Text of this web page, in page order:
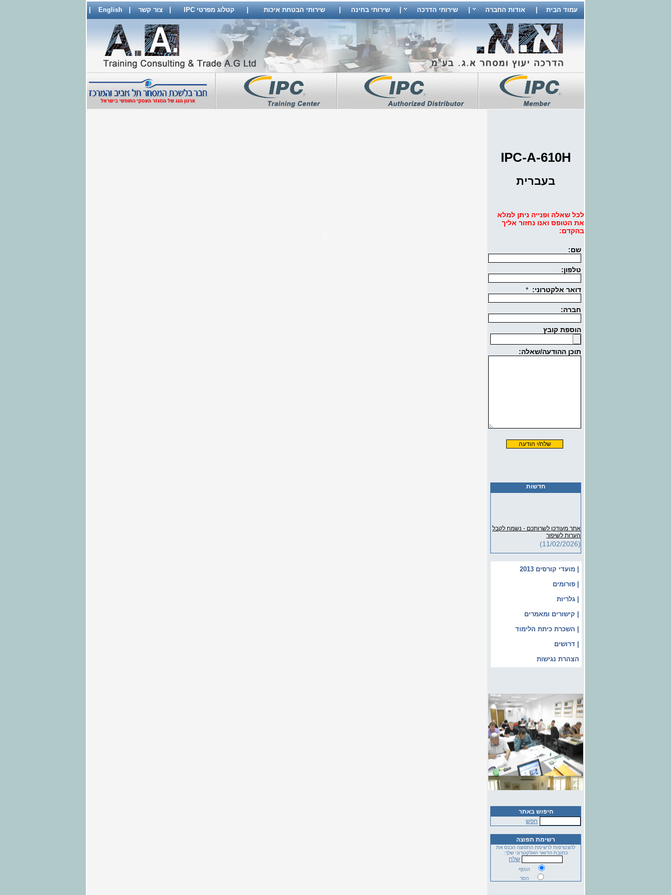
עמוד הבית | אודות החברה | שירותי הדרכה | שירותי בחינה | שירותי הבטחת איכות | קטלוג מפרטי IPC | צור קשר |
English
|
IPC-A-610H
בעברית
לכל שאלה ופנייה ניתן למלא
את הטופס ואנו נחזור אליך
בהקדם:
חדשות
אתר מעודכן לשרותכם - נשמח לקבל
הערות לשיפור
(11/02/2026)
| מועדי קורסים 2013
| פורומים
| גלריות
| קישורים ומאמרים
| השכרת כיתת הלימוד
| דרושים
הצהרת נגישות
חיפוש באתר
חפש
רשימת תפוצה
להצטרפות לרשימת התפוצה הכנס את
כתובת הדואר האלקטרוני שלך:
שלח
הוסף
הסר